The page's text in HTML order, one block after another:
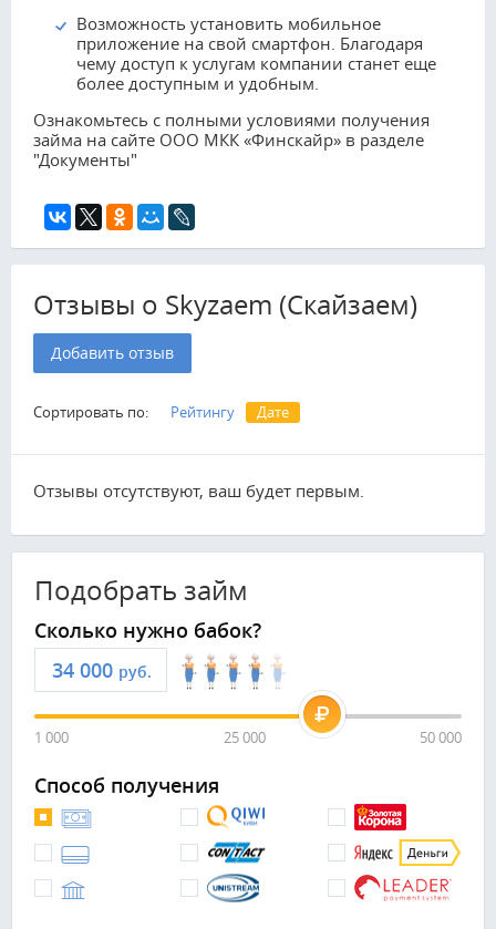
Возможность установить мобильное
приложение на свой смартфон. Благодаря
чему доступ к услугам компании станет еще
более доступным и удобным.
Ознакомьтесь с полными условиями получения
займа на сайте ООО МКК «Финскайр» в разделе
"Документы"
Отзывы о Skyzaem (Скайзаем)
Добавить отзыв
Сортировать по: Рейтингу Дате
Отзывы отсутствуют, ваш будет первым.
Подобрать займ
Сколько нужно бабок?
руб.
1 000 25 000 50 000
Способ получения